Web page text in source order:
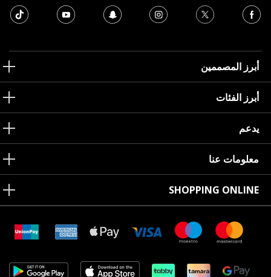
أبرز المصممين
أبرز الفئات
يدعم
معلومات عنا
SHOPPING ONLINE